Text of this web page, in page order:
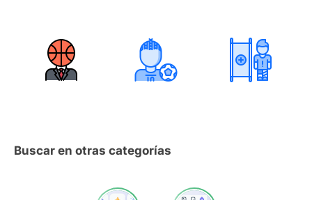
Buscar en otras categorías